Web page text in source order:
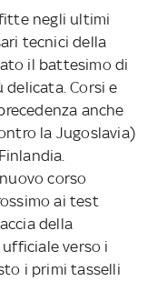
negli ultimi
tecnici della
il battesimo di
Corsi e
anche
la Jugoslavia)
corso
ai test
della
verso i
i primi tasselli